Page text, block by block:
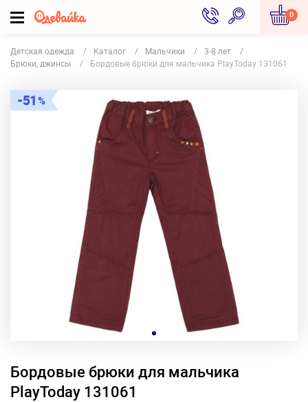
0
Детская одежда Каталог Мальчики
3-8 лет
Брюки, джинсы
Бордовые брюки для мальчика PlayToday 131061
51
Бордовые брюки для мальчика
PlayToday 131061